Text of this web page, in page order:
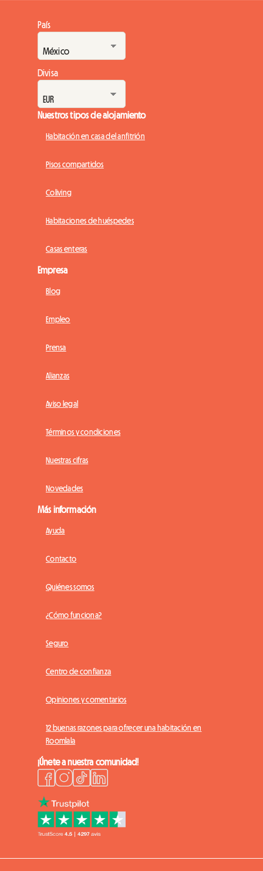
País
Divisa
Nuestros tipos de alojamiento
Habitación en casa del anfitrión
Pisos compartidos
Coliving
Habitaciones de huéspedes
Casas enteras
Empresa
Blog
Empleo
Prensa
Alianzas
Aviso legal
Términos y condiciones
Nuestras cifras
Novedades
Más información
Ayuda
Contacto
Quiénes somos
¿Cómo funciona?
Seguro
Centro de confianza
Opiniones y comentarios
12 buenas razones para ofrecer una habitación en
Roomlala
¡Únete a nuestra comunidad!